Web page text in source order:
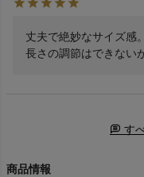
丈夫で絶妙なサイズ感。
長さの調節はできない
す
商品情報